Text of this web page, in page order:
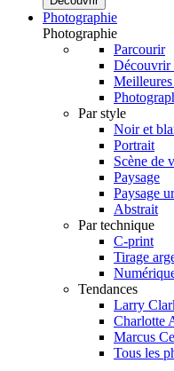
Photographie
Photographie
Parcourir
Découvrir
Meilleures
Par style
Noir et
Portrait
Scène de
Paysage
Paysage
Abstrait
Par technique
C-print
Tirage
Tendances
Larry
Charlotte
Marcus
Tous les